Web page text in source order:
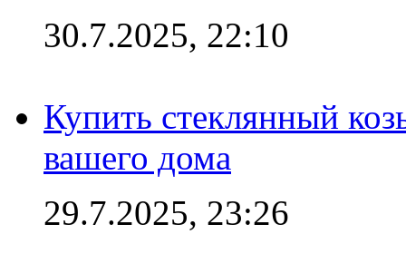
30.7.2025, 22:10
Купить стеклянный
вашего дома
29.7.2025, 23:26